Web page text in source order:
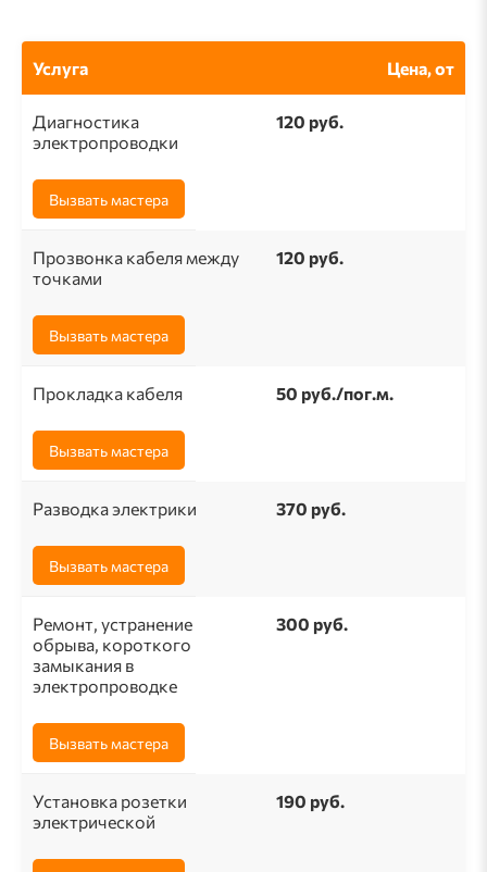
Услуга Цена, от
Диагностика
электропроводки
120 руб.
Вызвать мастера
Прозвонка кабеля между
точками
120 руб.
Вызвать мастера
Прокладка кабеля 50 pуб./пог.м.
Вызвать мастера
Разводка электрики 370 руб.
Вызвать мастера
Ремонт, устранение
обрыва, короткого
замыкания в
электропроводке
300 руб.
Вызвать мастера
Установка розетки
электрической
190 pуб.